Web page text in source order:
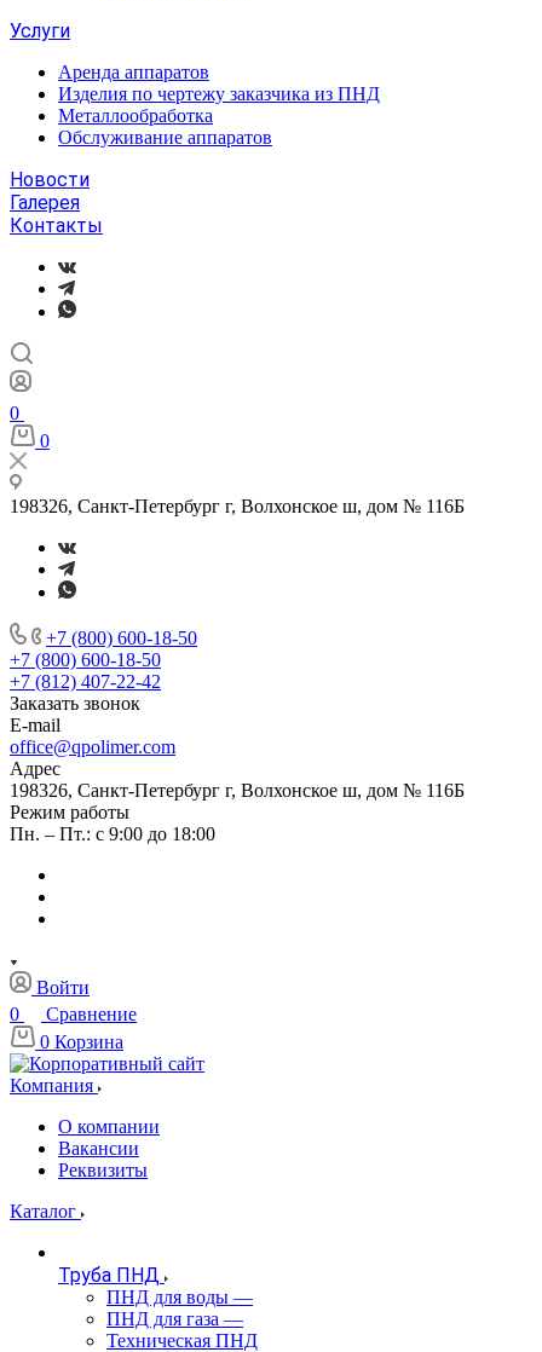
Услуги
Аренда аппаратов
Изделия по чертежу заказчика из ПНД
Металлообработка
Обслуживание аппаратов
Новости
Галерея
Контакты
0
0
198326, Санкт-Петербург г, Волхонское ш, дом № 116Б
+7 (800) 600-18-50
+7 (800) 600-18-50
+7 (812) 407-22-42
Заказать звонок
E-mail
office@qpolimer.com
Адрес
198326, Санкт-Петербург г, Волхонское ш, дом № 116Б
Режим работы
Пн. – Пт.: с 9:00 до 18:00
Войти
0
Сравнение
0 Корзина
Компания
О компании
Вакансии
Реквизиты
Каталог
Труба ПНД
ПНД для воды —
ПНД для газа —
Техническая ПНД